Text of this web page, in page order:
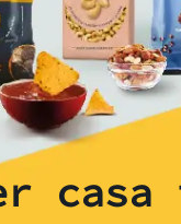
casa